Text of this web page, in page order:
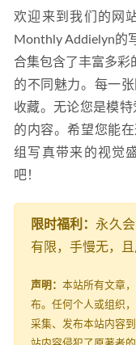
欢迎来到我们的网
Monthly Addielyn的
合集包含了丰富多
的不同魅力。每一
收藏。无论您是模
的内容。希望您能
组写真带来的视觉
吧！
限时福利： 永久
有限，手慢无，
声明： 本站所有文章
布。任何个人或组织
采集、发布本站内容